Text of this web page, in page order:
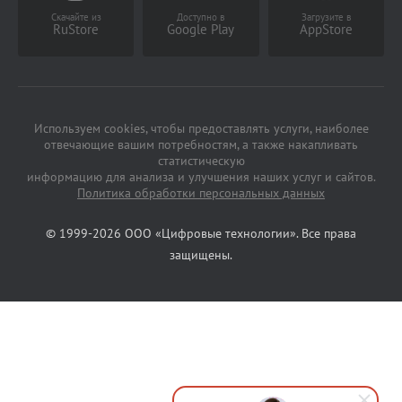
Скачайте из
RuStore
Доступно в
Google Play
Загрузите в
AppStore
Используем cookies, чтобы предоставлять услуги, наиболее
отвечающие вашим потребностям, а также накапливать
статистическую
информацию для анализа и улучшения наших услуг и сайтов.
Политика обработки персональных данных
© 1999-2026 ООО «Цифровые технологии». Все права
защищены.